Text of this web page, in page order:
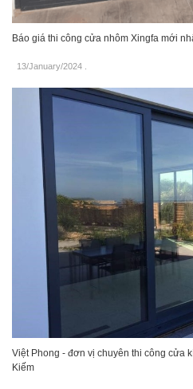
Báo giá thi công cửa nhôm Xingfa mới
13/January/2024
Việt Phong - đơn vị chuyên thi công cửa
Kiếm